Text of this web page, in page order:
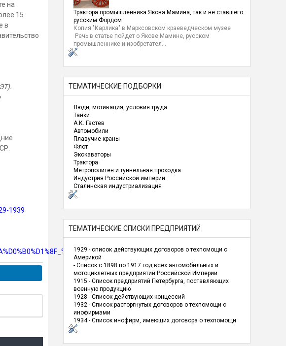
на
15
в
1939
Трактора промышленника Якова Мамина, так и не ставшего
русским Фордом
Копия "Карлика" в Марксовском краеведческом музее
Речь в статье пойдет о Якове Мамине, русском
промышленнике и изобретател...
ТЕМАТИЧЕСКИЕ ПОДБОРКИ
Люди, мотивация, условия труда
Танки
А.К. Гастев
Автомобили
Плавучие краны
Флот
Экскаваторы
Трактора
Метрополитен и туннельная проходка
Индустрия Российской империи
Сталинская индустриализация
ТЕМАТИЧЕСКИЕ СПИСКИ ПРЕДПРИЯТИЙ
1929 - список действующих договоров о техпомощи с
Америкой
- Список с 1898 по 1917 год всех автомобильных и
мотоциклетных предприятий Российской Империи
1915 - Список предприятий Петербурга, поставляющих
военную продукцию
1928 - Список действующих концессий
1932 - Список расторгнутых договоров о техпомощи с
инофирмами
1934 - Список инофирм, имеющих договора о техпомощи